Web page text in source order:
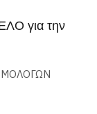
για την